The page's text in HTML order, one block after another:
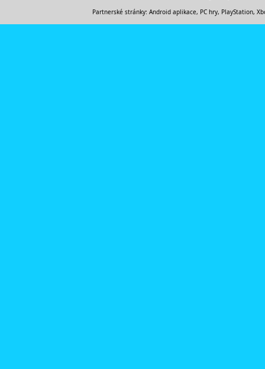
Partnerské stránky: Android aplikace, PC hry, PlayStation,